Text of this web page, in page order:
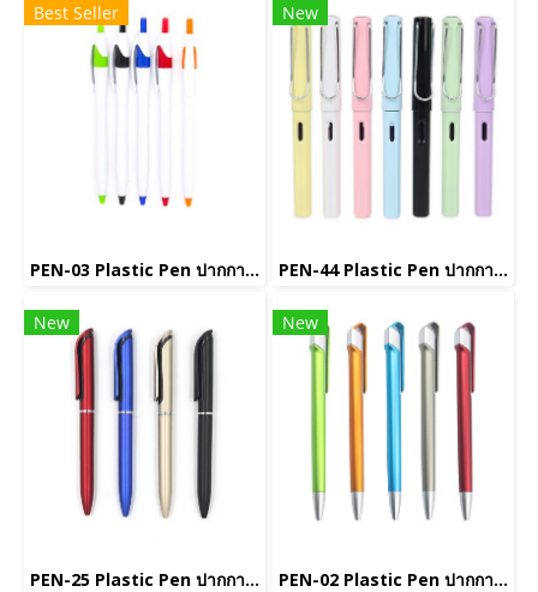
Best Seller
PEN-03 Plastic Pen ปากกาพลาสติก
New
PEN-44 Plastic Pen ปากกาพลาสติก
New
PEN-25 Plastic Pen ปากกาพลาสติก
New
PEN-02 Plastic Pen ปากกาพลาสติก